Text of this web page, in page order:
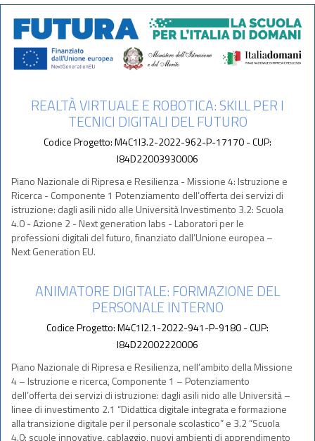
REALTÀ VIRTUALE E ROBOTICA: SKILL PER I
TECNICI DIGITALI DEL FUTURO
Codice Progetto: M4C1I3.2-2022-962-P-17170 - CUP:
I84D22003930006
Piano Nazionale di Ripresa e Resilienza - Missione 4: Istruzione e
Ricerca - Componente 1 Potenziamento dell’offerta dei servizi di
istruzione: dagli asili nido alle Università Investimento 3.2: Scuola
4.0 - Azione 2 - Next generation labs - Laboratori per le
professioni digitali del futuro, finanziato dall’Unione europea –
Next Generation EU.
ANIMATORE DIGITALE: FORMAZIONE DEL
PERSONALE INTERNO
Codice Progetto: M4C1I2.1-2022-941-P-9180 - CUP:
I84D22002220006
Piano Nazionale di Ripresa e Resilienza, nell’ambito della Missione
4 – Istruzione e ricerca, Componente 1 – Potenziamento
dell’offerta dei servizi di istruzione: dagli asili nido alle Università –
linee di investimento 2.1 “Didattica digitale integrata e formazione
alla transizione digitale per il personale scolastico” e 3.2 “Scuola
4.0: scuole innovative, cablaggio, nuovi ambienti di apprendimento